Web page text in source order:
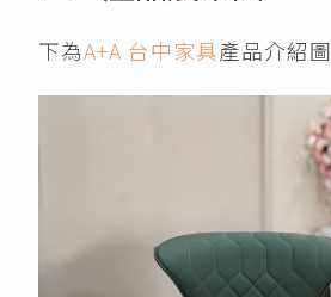
下為A+A 台中家具產品介紹圖